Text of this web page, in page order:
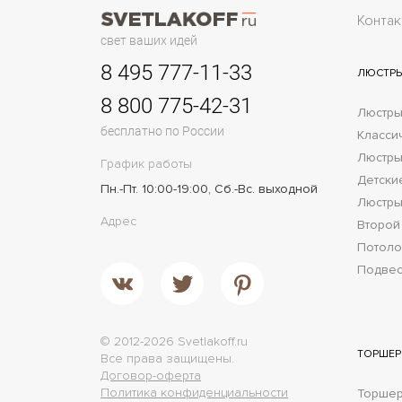
свет ваших идей
8 495 777-11-33
8 800 775-42-31
бесплатно по России
График работы
Пн.-Пт. 10:00-19:00, Сб.-Вс. выходной
Адрес
© 2012-2026 Svetlakoff.ru
Все права защищены.
Договор-оферта
Политика конфиденциальности
Второй